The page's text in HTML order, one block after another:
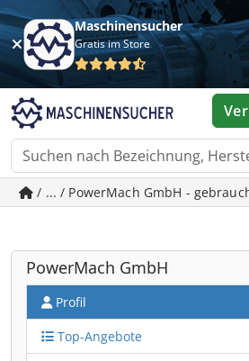
Maschinensucher
Gratis im Store
/ ... / PowerMach GmbH -
PowerMach GmbH
Profil
Top-Angebote